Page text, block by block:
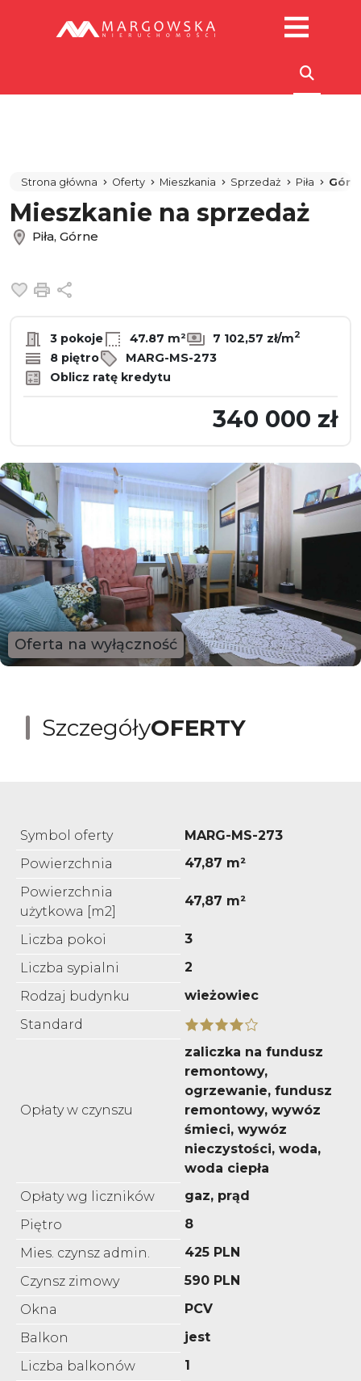
Strona główna Oferty Mieszkania Sprzedaż Piła
Mieszkanie na sprzedaż
Piła, Górne
Dodaj do ulubionych
Drukuj
3 pokoje 47.87 m² 7 102,57 zł/m2
8 piętro
MARG-MS-273
Oblicz ratę kredytu
340 000 zł
Oferta na wyłączność
SzczegółyOFERTY
Symbol oferty
MARG-MS-273
Powierzchnia
47,87 m²
Powierzchnia
użytkowa [m2]
47,87 m²
Liczba pokoi
3
Liczba sypialni
2
Rodzaj budynku
wieżowiec
Standard
Opłaty w czynszu
zaliczka na fundusz
remontowy,
ogrzewanie, fundusz
remontowy, wywóz
śmieci, wywóz
nieczystości, woda,
woda ciepła
Opłaty wg liczników
gaz, prąd
Piętro
8
Mies. czynsz admin.
425 PLN
Czynsz zimowy
590 PLN
Okna
PCV
Balkon
jest
Liczba balkonów
1